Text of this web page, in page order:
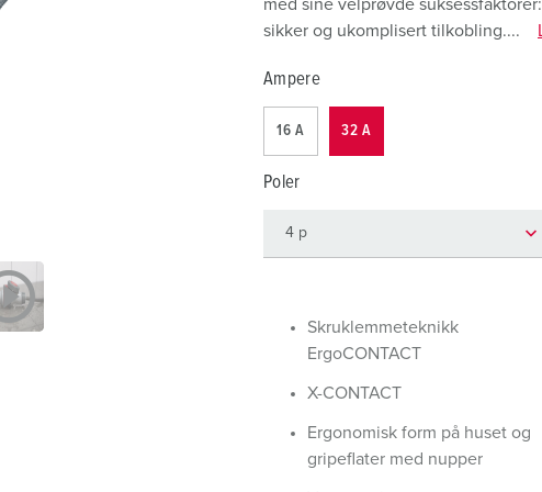
Internasjonale standarder for stikkforbindelser
Produkter med utvidede utførelser og tilleggsprodukter
TM iht.
med sine velprøvde
sikker og ukomplisert tilkobling....
Ampere
16 A 32 A
Poler
Skruklemmeteknikk
ErgoCONTACT
X-CONTACT
Ergonomisk form på huset og
gripeflater med nupper